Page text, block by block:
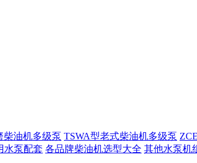
柴油机多级泵 TSWA型老式柴油机多级泵
水泵配套 各品牌柴油机选型大全 其他水泵机